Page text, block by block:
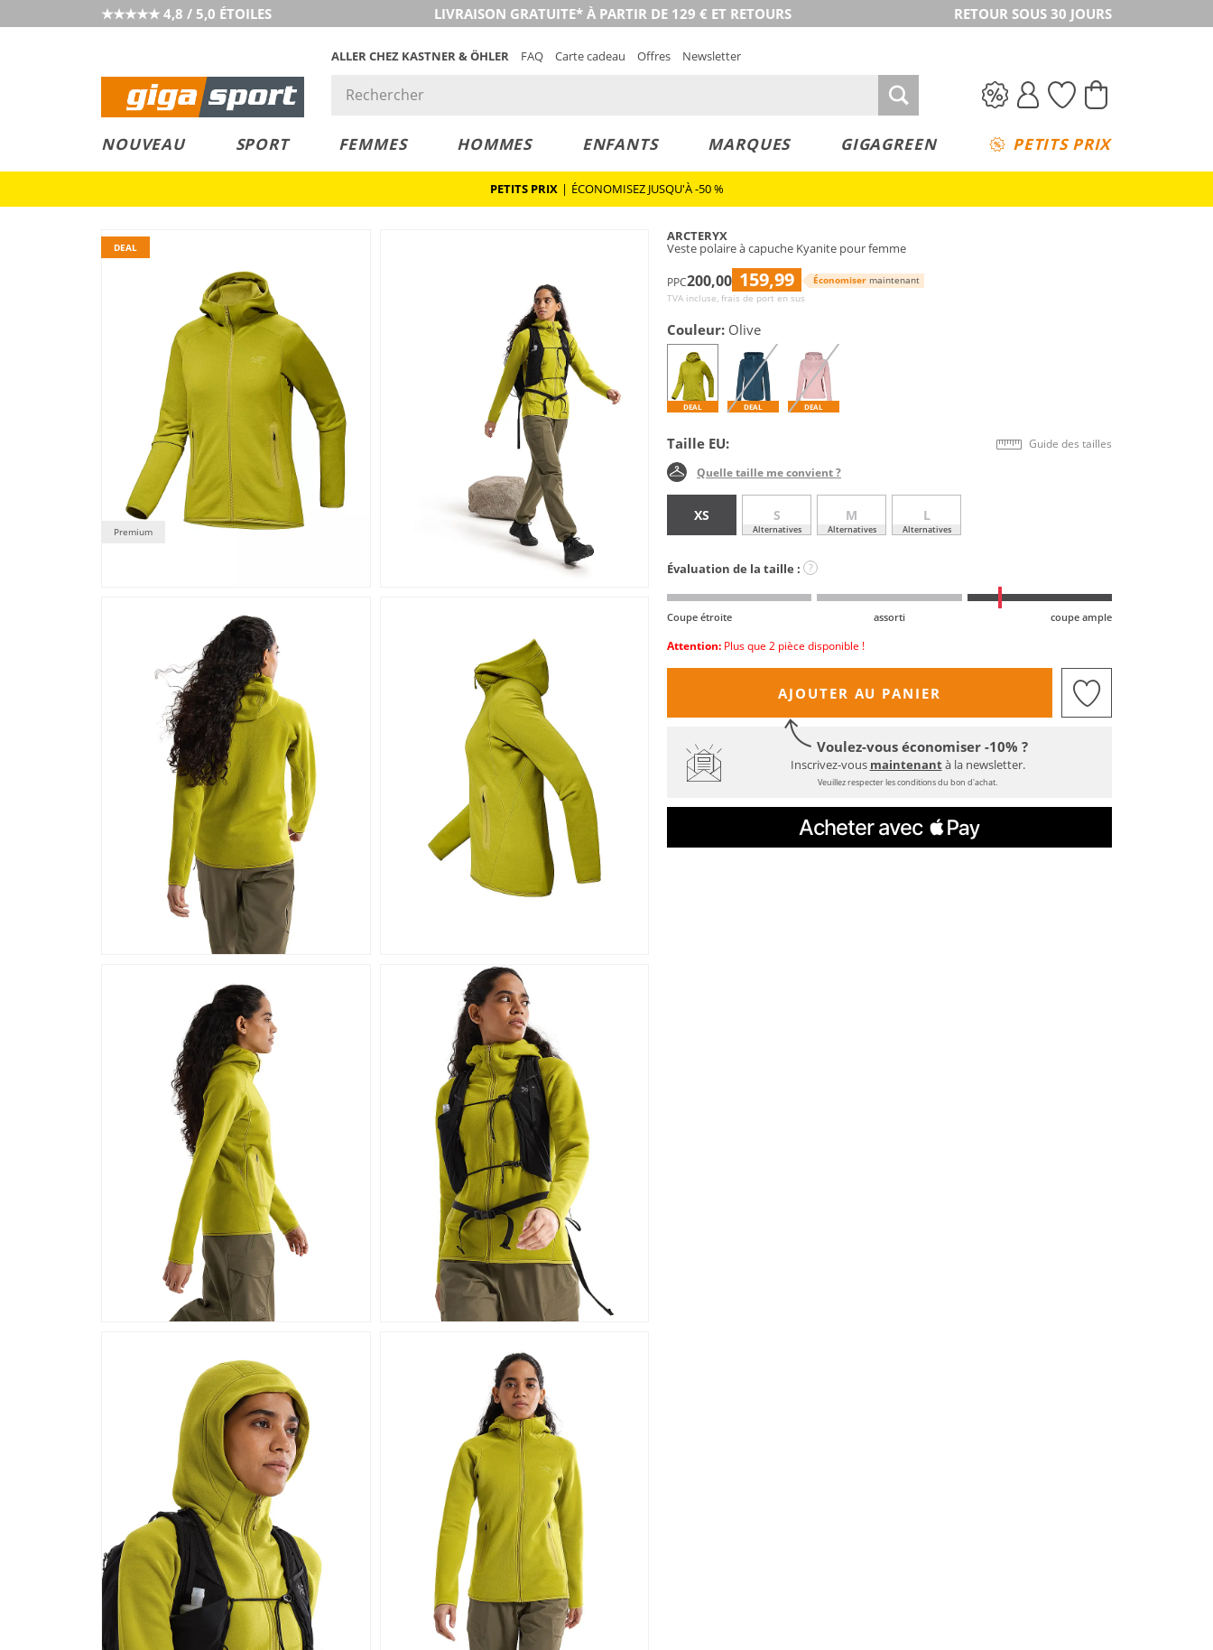
★★★★★ 4,8 / 5,0 ÉTOILES LIVRAISON GRATUITE* À PARTIR DE 129 € ET RETOURS RETOUR SOUS 30 JOURS
ALLER CHEZ KASTNER & ÖHLER FAQ Carte cadeau Offres Newsletter
NOUVEAU SPORT FEMMES HOMMES ENFANTS MARQUES GIGAGREEN PETITS PRIX
PETITS PRIX | ÉCONOMISEZ JUSQU'À -50 %
DEAL
Premium
ARCTERYX
Veste polaire à capuche Kyanite pour femme
PPC200,00 159,99 Économiser maintenant
TVA incluse, frais de port en sus
Couleur: Olive
DEAL DEAL DEAL
Taille EU: Guide des tailles
Quelle taille me convient ?
XS S
Alternatives
M
Alternatives
L
Alternatives
Évaluation de la taille : ?
Coupe étroite assorti coupe ample
Attention: Plus que 2 pièce disponible !
AJOUTER AU PANIER
Voulez-vous économiser -10% ?
Inscrivez-vous maintenantà la newsletter.
Veuillez respecter les conditions du bon d'achat.